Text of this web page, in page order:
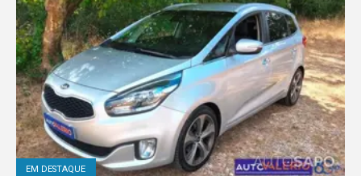
EM DESTAQUE